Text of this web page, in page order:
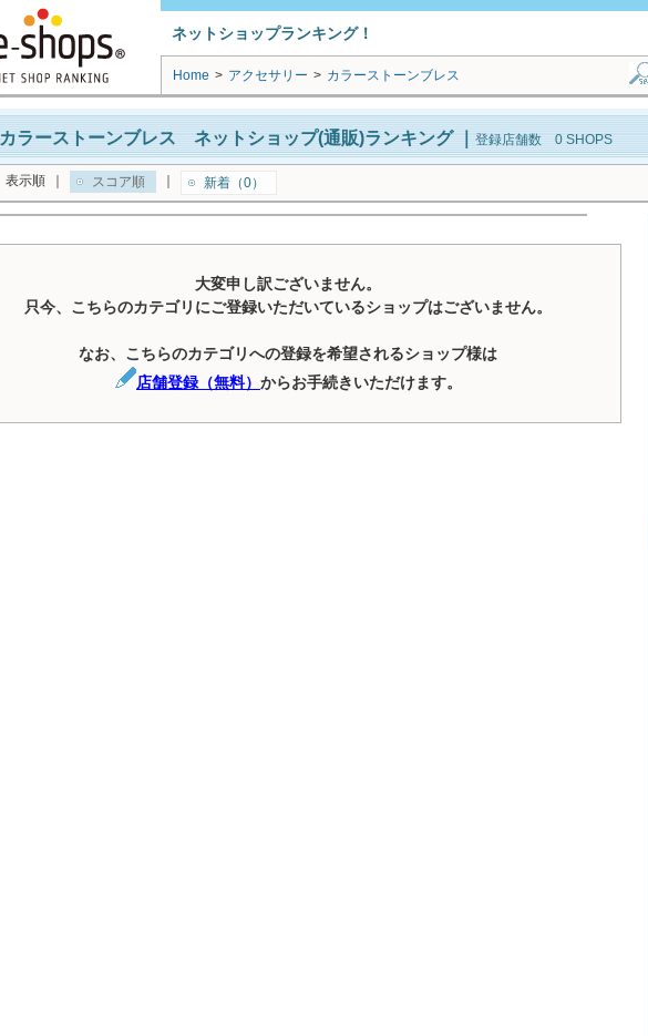
ネットショップランキング！
Home > アクセサリー > カラーストーンブレス
カラーストーンブレス ネットショップ(通販)ランキング｜ 登録店舗数 0 SHOPS
表示順 スコア順 新着（0）
大変申し訳ございません。
只今、こちらのカテゴリにご登録いただいているショップはございません。
なお、こちらのカテゴリへの登録を希望されるショップ様は
店舗登録（無料） からお手続きいただけます。